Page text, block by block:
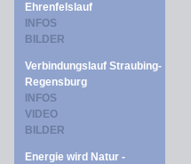
Ehrenfelslauf
INFOS
BILDER
Verbindungslauf Straubing-
Regensburg
INFOS
VIDEO
BILDER
Energie wird Natur -